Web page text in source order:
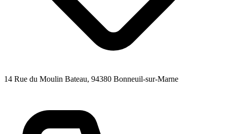
14 Rue du Moulin Bateau, 94380 Bonneuil-sur-Marne